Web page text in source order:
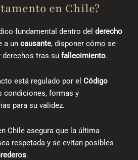
en Chile?
fundamental dentro del derecho
a un causante, disponer cómo se
derechos tras su fallecimiento.
está regulado por el Código
condiciones, formas y
para su validez.
Chile asegura que la última
respetada y se evitan posibles
.